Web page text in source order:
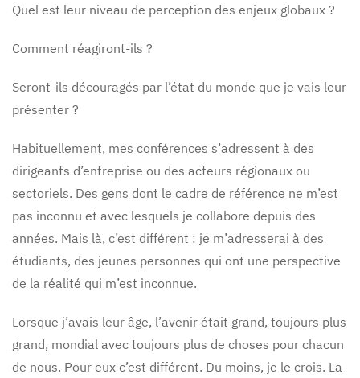
Quel est leur niveau de perception des enjeux globaux ?
Comment réagiront-ils ?
Seront-ils découragés par l’état du monde que je vais leur
présenter ?
Habituellement, mes conférences s’adressent à des
dirigeants d’entreprise ou des acteurs régionaux ou
sectoriels. Des gens dont le cadre de référence ne m’est
pas inconnu et avec lesquels je collabore depuis des
années. Mais là, c’est différent : je m’adresserai à des
étudiants, des jeunes personnes qui ont une perspective
de la réalité qui m’est inconnue.
Lorsque j’avais leur âge, l’avenir était grand, toujours plus
grand, mondial avec toujours plus de choses pour chacun
de nous. Pour eux c’est différent. Du moins, je le crois. La